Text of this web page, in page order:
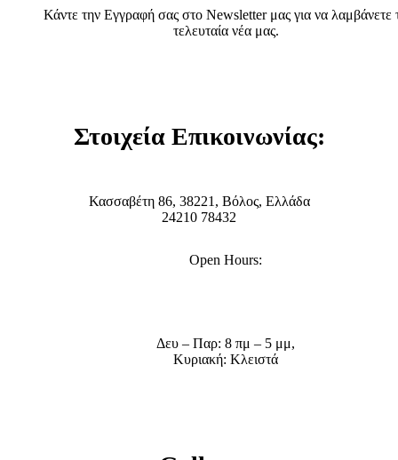
Κάντε την Εγγραφή σας στο Νewsletter μας για να λαμβάνετε
τελευταία νέα μας.
Στοιχεία Επικοινωνίας:
Κασσαβέτη 86, 38221, Βόλος, Ελλάδα
24210 78432
Open Hours:
Δευ – Παρ: 8 πμ – 5 μμ,
Κυριακή: Κλειστά